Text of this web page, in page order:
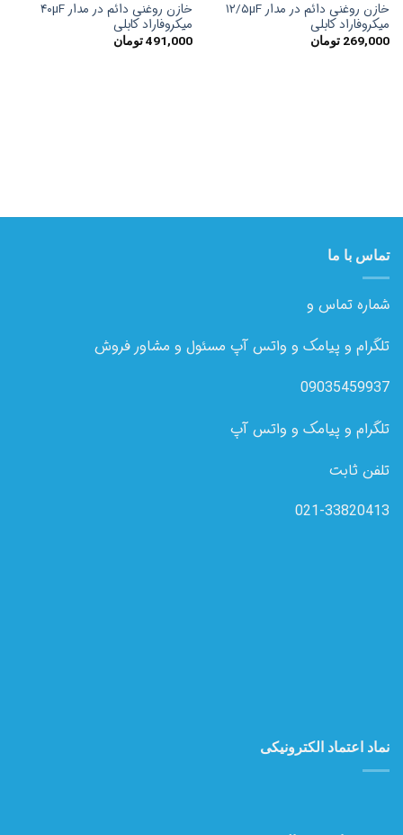
علاقه
مندی
خازن روغنی دائم در مدار ۱۲/۵µF
میکروفاراد کابلی
269,000 تومان
علاقه
مندیخازن روغنی دائم در مدار ۴۰µF
میکروفاراد کابلی
491,000 تومان
تماس با ما
شماره تماس و
تلگرام و پیامک و واتس آپ مسئول و مشاور فروش
09035459937
تلگرام و پیامک و واتس آپ
تلفن ثابت
021-33820413
نماد اعتماد الکترونیکی